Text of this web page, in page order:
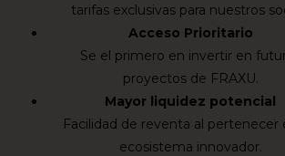
tarifas exclusivas para nuestros
Acceso Prioritario
Se el primero en invertir en
proyectos de FRAXU.
Mayor liquidez potencial
Facilidad de reventa al pertenecer
ecosistema innovador.